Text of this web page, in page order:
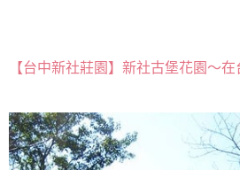
【台中新社莊園】新社古堡花園～